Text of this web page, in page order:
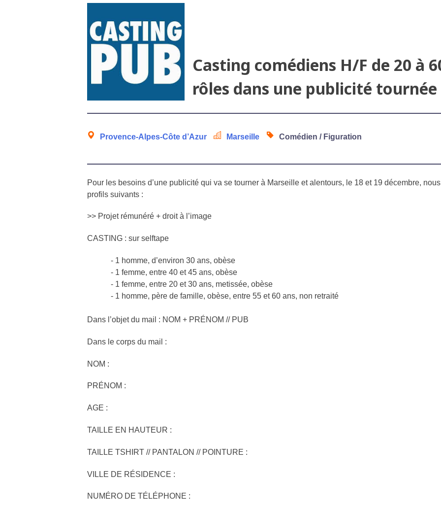
Casting comédiens H/F de 20 à
rôles dans une publicité
Provence-Alpes-Côte d’Azur Marseille Comédien / Figuration
Pour les besoins d’une publicité qui va se tourner à Marseille et alentours, le 18 et 19 décembre,
profils suivants :
>> Projet rémunéré + droit à l’image
CASTING : sur selftape
- 1 homme, d’environ 30 ans, obèse
- 1 femme, entre 40 et 45 ans, obèse
- 1 femme, entre 20 et 30 ans, metissée, obèse
- 1 homme, père de famille, obèse, entre 55 et 60 ans, non retraité
Dans l’objet du mail : NOM + PRÉNOM // PUB
Dans le corps du mail :
NOM :
PRÉNOM :
AGE :
TAILLE EN HAUTEUR :
TAILLE TSHIRT // PANTALON // POINTURE :
VILLE DE RÉSIDENCE :
NUMÉRO DE TÉLÉPHONE :